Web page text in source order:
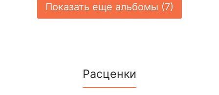
Показать еще альбомы (7)
Расценки